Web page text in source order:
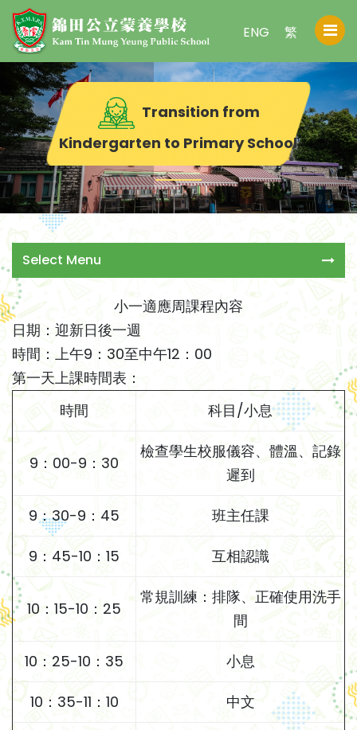
繁
ENG
Transition from
Kindergarten to Primary School
Select Menu
小一適應周課程內容
日期：迎新日後一週
時間：上午9：30至中午12：00
第一天上課時間表：
時間
科目/小息
9：00-9：30
檢查學生校服儀容、體溫、記錄
遲到
9：30-9：45 班主任課
9：45-10：15 互相認識
10：15-10：25
常規訓練：排隊、正確使用洗手
間
10：25-10：35 小息
10：35-11：10 中文